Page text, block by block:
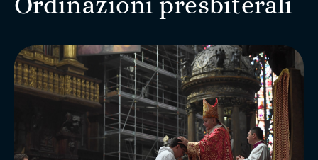
Ordinazioni presbiterali